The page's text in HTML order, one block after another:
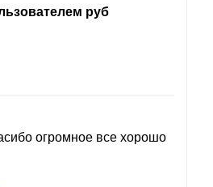
руб
огромное все хорошо